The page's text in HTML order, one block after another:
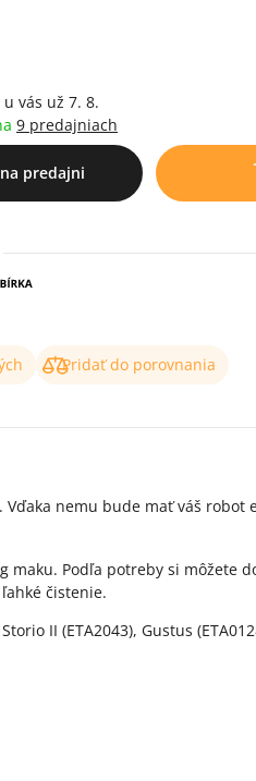
u vás už 7. 8.
9 predajniach
predajni
Pridať do porovnania
nemu bude mať váš robot
Podľa potreby si môžete
čistenie.
II (ETA2043), Gustus